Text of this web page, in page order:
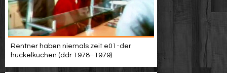
Rentner haben niemals zeit e01-der
huckelkuchen (ddr 1978–1979)